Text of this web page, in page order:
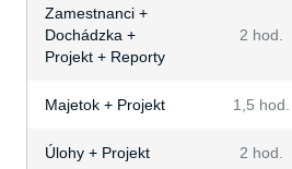
Zamestnanci +
Dochádzka +
Projekt + Reporty
2 hod.
Majetok + Projekt 1,5 hod.
Úlohy + Projekt 2 hod.